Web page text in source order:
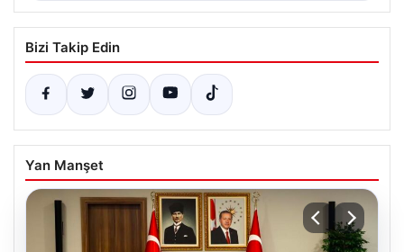
Bizi Takip Edin
Yan Manşet